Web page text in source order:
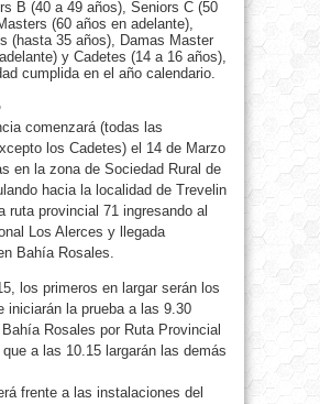
B (40 a 49 años), Seniors C (50
(60 años en adelante),
(hasta 35 años), Damas Master
y Cadetes (14 a 16 años),
cumplida en el año calendario.
comenzará (todas las
los Cadetes) el 14 de Marzo
en la zona de Sociedad Rural de
hacia la localidad de Trevelin
ruta provincial 71 ingresando al
Los Alerces y llegada
Bahía Rosales.
los primeros en largar serán los
iniciarán la prueba a las 9.30
Rosales por Ruta Provincial
a las 10.15 largarán las demás
frente a las instalaciones del